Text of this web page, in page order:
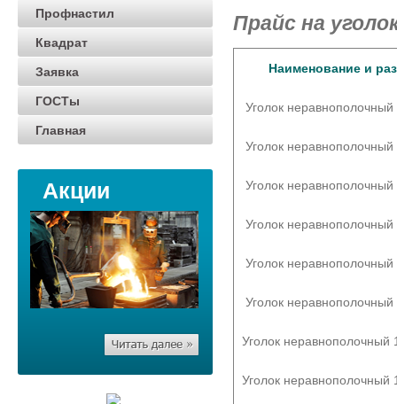
Прайс на
Наименование и
Уголок
Уголок
Уголок
Уголок
Уголок
Уголок
Уголок неравнополочный
Уголок неравнополочный
Профнастил
Квадрат
Заявка
ГОСТы
Главная
Акции